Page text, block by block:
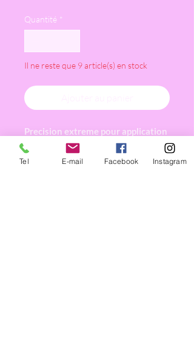
Quantité *
Il ne reste que 9 article(s) en stock
Precision extreme pour application
de divers liquides
Conseil : Prélever le produit grâce a
Tel E-mail Facebook Instagram